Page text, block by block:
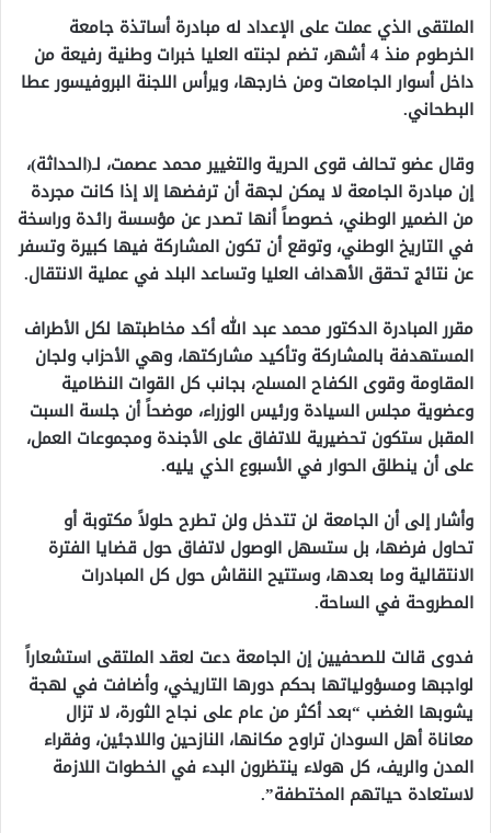
الملتقى الذي عملت على الإعداد له مبادرة أساتذة جامعة
الخرطوم منذ 4 أشهر، تضم لجنته العليا خبرات وطنية رفيعة من
داخل أسوار الجامعات ومن خارجها، ويرأس اللجنة البروفيسور عطا
البطحاني.
وقال عضو تحالف قوى الحرية والتغيير محمد عصمت، لـ(الحداثة)،
إن مبادرة الجامعة لا يمكن لجهة أن ترفضها إلا إذا كانت مجردة
من الضمير الوطني، خصوصاً أنها تصدر عن مؤسسة رائدة وراسخة
في التاريخ الوطني، وتوقع أن تكون المشاركة فيها كبيرة وتسفر
عن نتائج تحقق الأهداف العليا وتساعد البلد في عملية الانتقال.
مقرر المبادرة الدكتور محمد عبد الله أكد مخاطبتها لكل الأطراف
المستهدفة بالمشاركة وتأكيد مشاركتها، وهي الأحزاب ولجان
المقاومة وقوى الكفاح المسلح، بجانب كل القوات النظامية
وعضوية مجلس السيادة ورئيس الوزراء، موضحاً أن جلسة السبت
المقبل ستكون تحضيرية للاتفاق على الأجندة ومجموعات العمل،
على أن ينطلق الحوار في الأسبوع الذي يليه.
وأشار إلى أن الجامعة لن تتدخل ولن تطرح حلولاً مكتوبة أو
تحاول فرضها، بل ستسهل الوصول لاتفاق حول قضايا الفترة
الانتقالية وما بعدها، وستتيح النقاش حول كل المبادرات
المطروحة في الساحة.
فدوى قالت للصحفيين إن الجامعة دعت لعقد الملتقى استشعاراً
لواجبها ومسؤولياتها بحكم دورها التاريخي، وأضافت في لهجة
يشوبها الغضب “بعد أكثر من عام على نجاح الثورة، لا تزال
معاناة أهل السودان تراوح مكانها، النازحين واللاجئين، وفقراء
المدن والريف، كل هولاء ينتظرون البدء في الخطوات اللازمة
لاستعادة حياتهم المختطفة”.